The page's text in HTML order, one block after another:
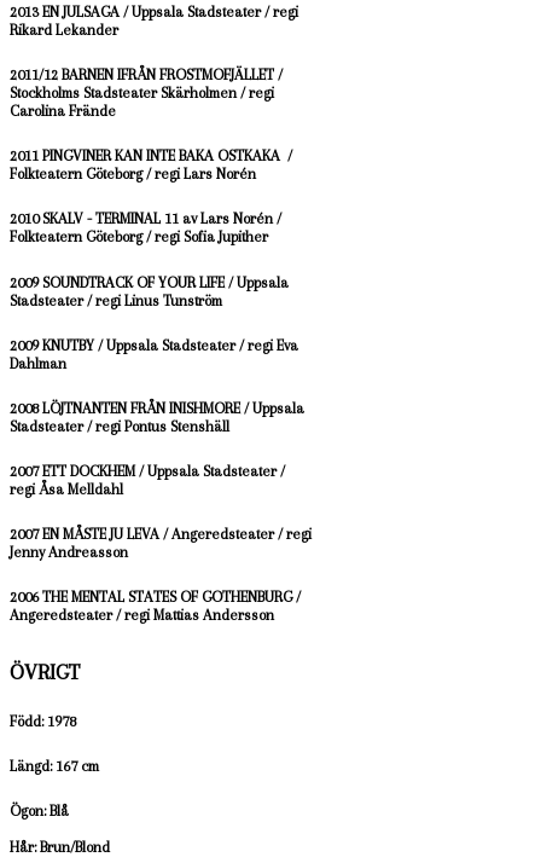
2013 EN JULSAGA / Uppsala Stadsteater /regi
Rikard Lekander
2011/12 BARNEN IFRÅN FROSTMOFJÄLLET /
Stockholms Stadsteater Skärholmen /regi
Carolina Frände
2011 PINGVINER KAN INTE BAKA OSTKAKA /
Folkteatern Göteborg /regi Lars Norén
2010 SKALV - TERMINAL 11 av Lars Norén /
Folkteatern Göteborg /regi Sofia Jupither
2009 SOUNDTRACK OF YOUR LIFE / Uppsala
Stadsteater /regi Linus Tunström
2009 KNUTBY / Uppsala Stadsteater /regi Eva
Dahlman
2008 LÖJTNANTEN FRÅN INISHMORE / Uppsala
Stadsteater /regi Pontus Stenshäll
2007 ETT DOCKHEM / Uppsala Stadsteater /
regi Åsa Melldahl
2007 EN MÅSTE JU LEVA / Angeredsteater /regi
Jenny Andreasson
2006 THE MENTAL STATES OF GOTHENBURG /
Angeredsteater /regi Mattias Andersson
ÖVRIGT
Född: 1978
Längd: 167 cm
Ögon: Blå
Hår: Brun/Blond